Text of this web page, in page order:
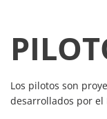
Los pilotos son
desarrollados por el